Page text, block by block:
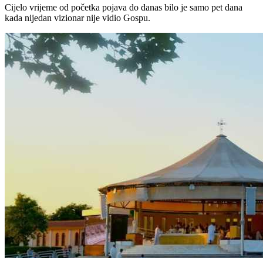
Cijelo vrijeme od početka pojava do danas bilo je samo pet dana
kada nijedan vizionar nije vidio Gospu.